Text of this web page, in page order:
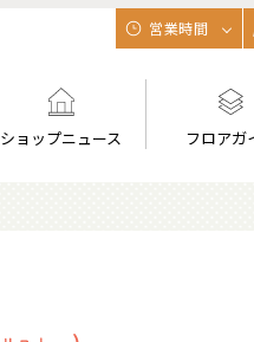
ショップニュース フロアガ
営業時間